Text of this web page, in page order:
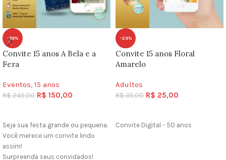
-39%
Convite 15 anos A Bela e a
Fera
Eventos 15 anos
R$245,00 R$ 150,00
Seja sua festa grande ou pequena.
Você merece um convite lindo
assim!
Surpreenda seus convidados!
-29%
Convite 15 anos Floral
Amarelo
Adultos
R$35,00 R$ 25,00
Convite Digital - 50 anos